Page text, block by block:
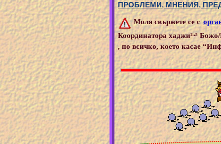
ПРОБЛЕМИ, МНЕНИЯ,
Моля свържете се с
Координатора хаджи²⋅⁵
, по всичко, което касае